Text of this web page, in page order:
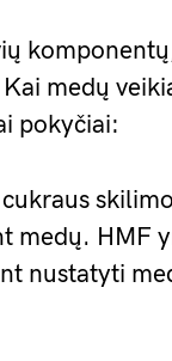
medų
pokyčiai:
skilimo
medų. HMF
nustatyti